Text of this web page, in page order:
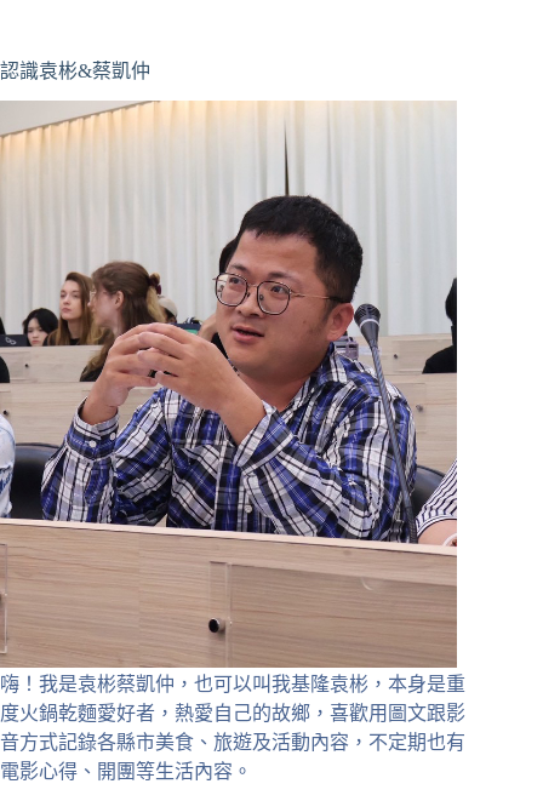
認識袁彬&蔡凱仲
嗨！我是袁彬蔡凱仲，也可以叫我基隆袁彬，本身是重
度火鍋乾麵愛好者，熱愛自己的故鄉，喜歡用圖文跟影
音方式記錄各縣市美食、旅遊及活動內容，不定期也有
電影心得、開團等生活內容。